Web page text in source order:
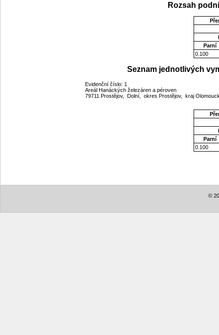
Rozsah
Parní
0.100
Seznam jednotlivých
Evidenční číslo: 1
Areál Hanáckých železáren a péroven
79711 Prostějov, Dolní, okres Prostějov, kraj
Parní
0.100
©